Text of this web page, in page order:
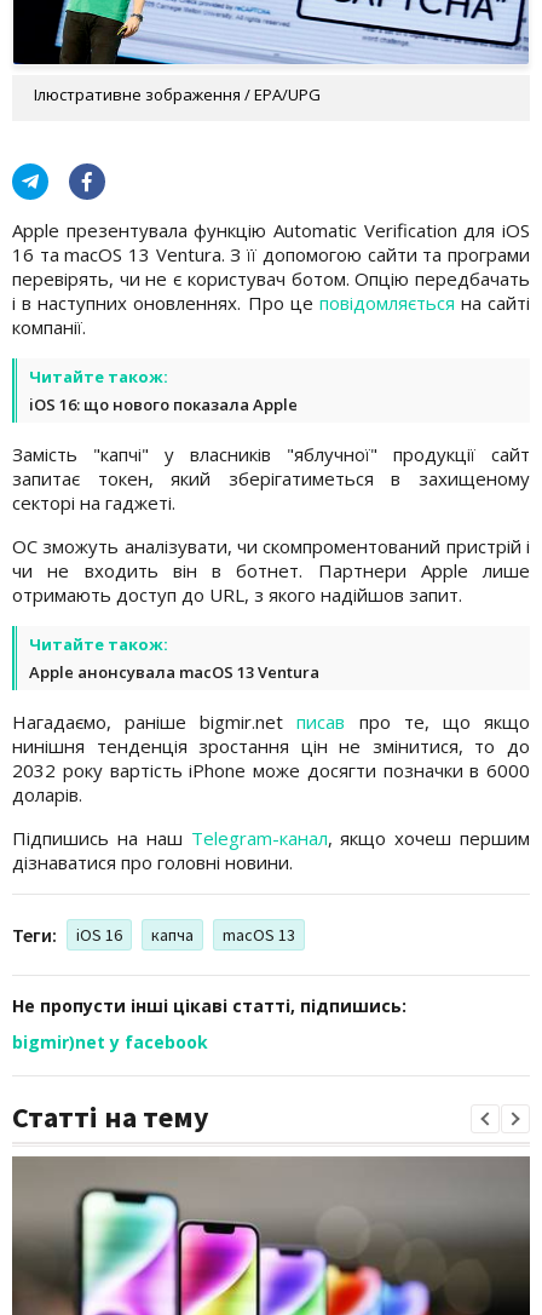
Ілюстративне зображення / EPA/UPG
Apple презентувала функцію Automatic Verification для iOS
16 та macOS 13 Ventura. З її допомогою сайти та програми
перевірять, чи не є користувач ботом. Опцію передбачать
і в наступних оновленнях. Про це повідомляється на сайті
компанії.
Читайте також:
iOS 16: що нового показала Apple
Замість "капчі" у власників "яблучної" продукції сайт
запитає токен, який зберігатиметься в захищеному
секторі на гаджеті.
ОС зможуть аналізувати, чи скомпроментований пристрій і
чи не входить він в ботнет. Партнери Apple лише
отримають доступ до URL, з якого надійшов запит.
Читайте також:
Apple анонсувала macOS 13 Ventura
Нагадаємо, раніше bigmir.netписав про те, що якщо
нинішня тенденція зростання цін не змінитися, то до
2032 року вартість iPhone може досягти позначки в 6000
доларів.
Підпишись на наш Telegram-канал, якщо хочеш першим
дізнаватися про головні новини.
Теги: iOS 16 капча macOS 13
Не пропусти інші цікаві статті, підпишись:
bigmir)net у facebook
Статті на тему